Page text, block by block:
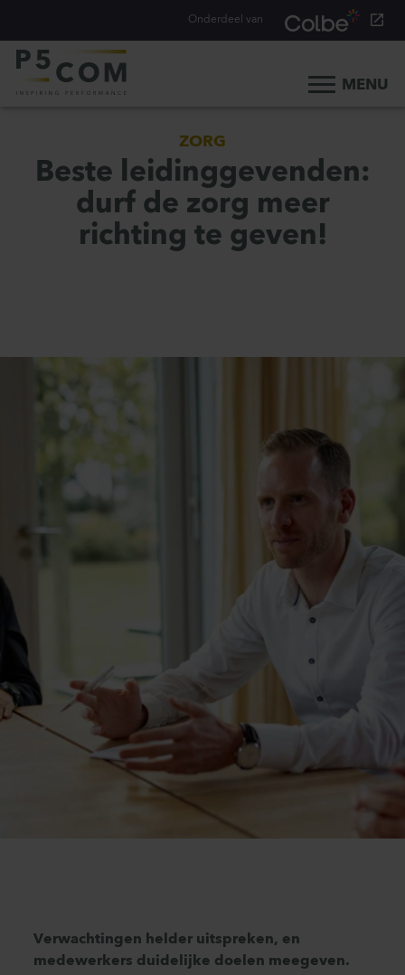
Onderdeel van
MENU
Onze mensen
Alle consultancy vacatures
Traineeship Consultancy
Contact
ZORG
Beste leidinggevenden:
durf de zorg meer
richting te geven!
Verwachtingen helder uitspreken, en
medewerkers duidelijke doelen meegeven.